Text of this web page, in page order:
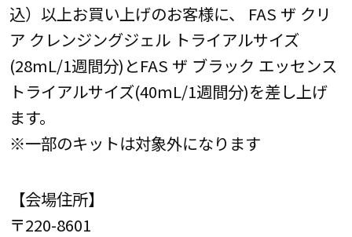
込）以上お買い上げのお客様に、 FAS ザ クリ
ア クレンジングジェル トライアルサイズ
(28mL/1週間分)とFAS ザ ブラック エッセンス
トライアルサイズ(40mL/1週間分)を差し上げ
ます。
※一部のキットは対象外になります
【会場住所】
〒220-8601